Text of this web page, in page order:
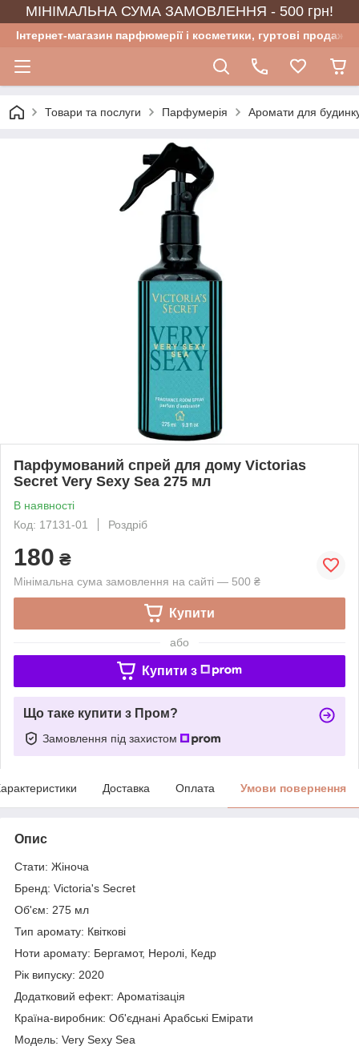
МІНІМАЛЬНА СУМА ЗАМОВЛЕННЯ - 500 грн!
Інтернет-магазин парфюмерії і косметики, гуртові продажі
Товари та послуги Парфумерія Аромати для
Парфумований спрей для дому Victorias
Secret Very Sexy Sea 275 мл
В наявності
Код: 17131-01
Роздріб
180 ₴
Мінімальна сума замовлення на сайті — 500 ₴
Купити
або
Купити з
Що таке купити з Пром?
Замовлення під захистом
Доставка Оплата Умови повернення
Опис
Стати: Жіноча
Бренд: Victoria's Secret
Об'єм: 275 мл
Тип аромату: Квіткові
Ноти аромату: Бергамот, Неролі, Кедр
Рік випуску: 2020
Додатковий ефект: Ароматізація
Країна-виробник: Об'єднані Арабські Емірати
Модель: Very Sexy Sea